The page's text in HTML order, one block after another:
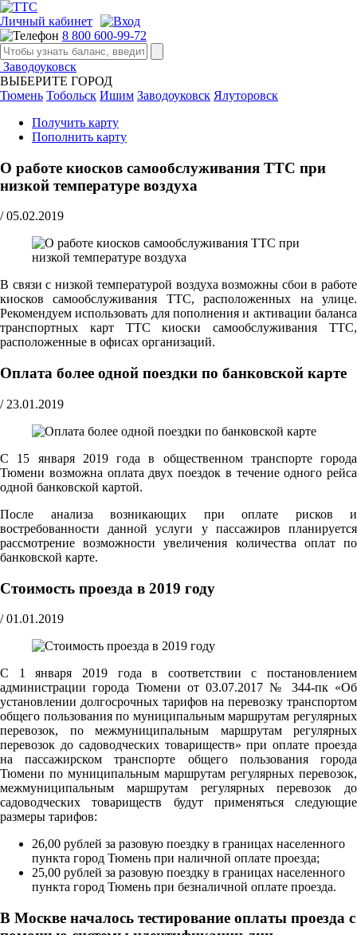
Личный кабинет
8 800 600-99-72
Заводоуковск
ВЫБЕРИТЕ ГОРОД
Тюмень Тобольск Ишим Заводоуковск Ялуторовск
Получить карту
Пополнить карту
О работе киосков самообслуживания ТТС при
низкой температуре воздуха
/ 05.02.2019
В связи с низкой температурой воздуха возможны сбои в работе
киосков самообслуживания ТТС, расположенных на улице.
Рекомендуем использовать для пополнения и активации баланса
транспортных карт ТТС киоски самообслуживания ТТС,
расположенные в офисах организаций.
Оплата более одной поездки по банковской карте
/ 23.01.2019
С 15 января 2019 года в общественном транспорте города
Тюмени возможна оплата двух поездок в течение одного рейса
одной банковской картой.
После анализа возникающих при оплате рисков и
востребованности данной услуги у пассажиров планируется
рассмотрение возможности увеличения количества оплат по
банковской карте.
Стоимость проезда в 2019 году
/ 01.01.2019
С 1 января 2019 года в соответствии с постановлением
администрации города Тюмени от 03.07.2017 № 344-пк «Об
установлении долгосрочных тарифов на перевозку транспортом
общего пользования по муниципальным маршрутам регулярных
перевозок, по межмуниципальным маршрутам регулярных
перевозок до садоводческих товариществ» при оплате проезда
на пассажирском транспорте общего пользования города
Тюмени по муниципальным маршрутам регулярных перевозок,
межмуниципальным маршрутам регулярных перевозок до
садоводческих товариществ будут применяться следующие
размеры тарифов:
26,00 рублей за разовую поездку в границах населенного
пункта город Тюмень при наличной оплате проезда;
25,00 рублей за разовую поездку в границах населенного
пункта город Тюмень при безналичной оплате проезда.
В Москве началось тестирование оплаты проезда с